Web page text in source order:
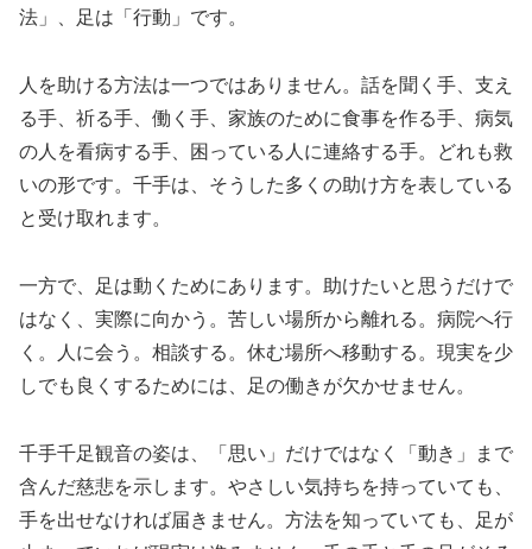
法」、足は「行動」です。
人を助ける方法は一つではありません。話を聞く手、支え
る手、祈る手、働く手、家族のために食事を作る手、病気
の人を看病する手、困っている人に連絡する手。どれも救
いの形です。千手は、そうした多くの助け方を表している
と受け取れます。
一方で、足は動くためにあります。助けたいと思うだけで
はなく、実際に向かう。苦しい場所から離れる。病院へ行
く。人に会う。相談する。休む場所へ移動する。現実を少
しでも良くするためには、足の働きが欠かせません。
千手千足観音の姿は、「思い」だけではなく「動き」まで
含んだ慈悲を示します。やさしい気持ちを持っていても、
手を出せなければ届きません。方法を知っていても、足が